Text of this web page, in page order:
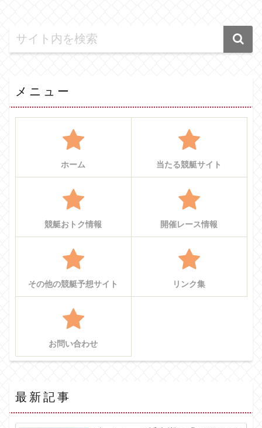
メニュー
ホーム 当たる競艇サイト
競艇おトク情報 開催レース情報
その他の競艇予想サイト リンク集
お問い合わせ
最新記事